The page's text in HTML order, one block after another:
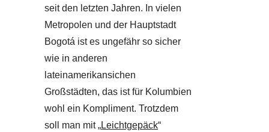
seit den letzten Jahren. In vielen
Metropolen und der Hauptstadt
Bogotá ist es ungefähr so sicher
wie in anderen
lateinamerikansichen
Großstädten, das ist für Kolumbien
wohl ein Kompliment. Trotzdem
soll man mit „Leichtgepäck“